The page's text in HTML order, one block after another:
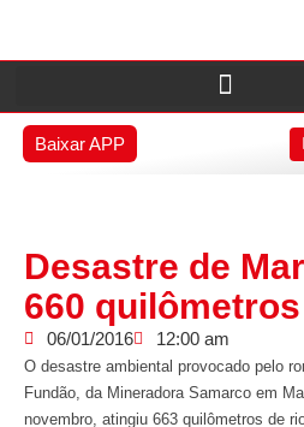
Baixar APP
Desastre de
660
06/01/2016 12:00 am
O desastre ambiental provocado pelo
Fundão, da Mineradora Samarco em
novembro, atingiu 663 quilômetros de